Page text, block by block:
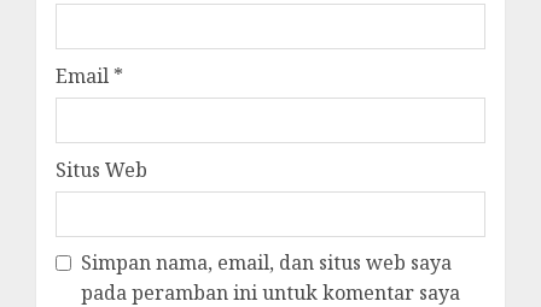
Email *
Situs Web
Simpan nama, email, dan situs web saya
pada peramban ini untuk komentar saya